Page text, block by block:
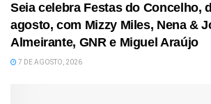
Seia celebra Festas do Concelho,
agosto, com Mizzy Miles, Nena &
Almeirante, GNR e Miguel Araújo
7 DE AGOSTO, 2026